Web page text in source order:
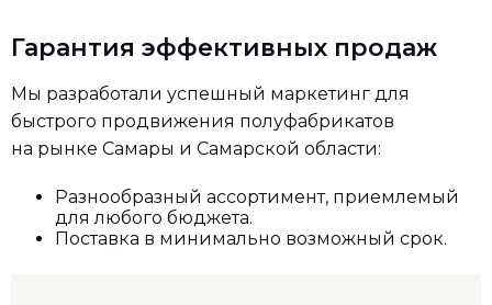
Гарантия эффективных продаж
Мы разработали успешный маркетинг для
быстрого продвижения полуфабрикатов
на рынке Самары и Самарской области:
Разнообразный ассортимент, приемлемый
для любого бюджета.
Поставка в минимально возможный срок.